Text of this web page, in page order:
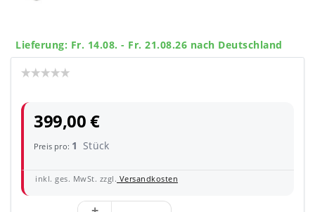
Lieferung: Fr. 14.08. - Fr. 21.08.26 nach Deutschland
399,00 €
Preis pro: 1 Stück
inkl. ges. MwSt. zzgl. Versandkosten